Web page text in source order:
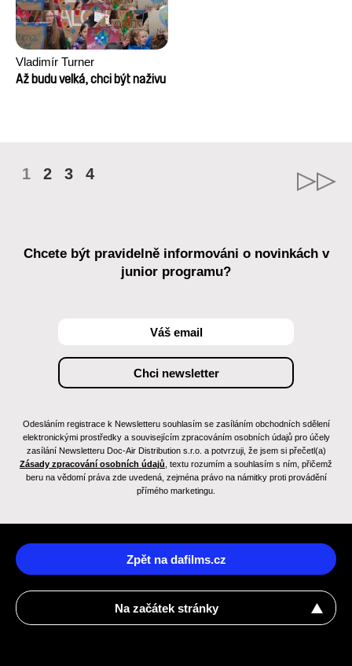
Vladimír Turner
Až budu velká, chci být naživu
1 2 3 4
Chcete být pravidelně informováni o novinkách v
junior programu?
Odesláním registrace k Newsletteru souhlasím se zasíláním obchodních sdělení
elektronickými prostředky a souvisejícím zpracováním osobních údajů pro účely
zasílání Newsletteru Doc-Air Distribution s.r.o. a potvrzuji, že jsem si přečetl(a)
Zásady zpracování osobních údajů , textu rozumím a souhlasím s ním, přičemž
beru na vědomí práva zde uvedená, zejména právo na námitky proti provádění
přímého marketingu.
Zpět na dafilms.cz
Na začátek stránky